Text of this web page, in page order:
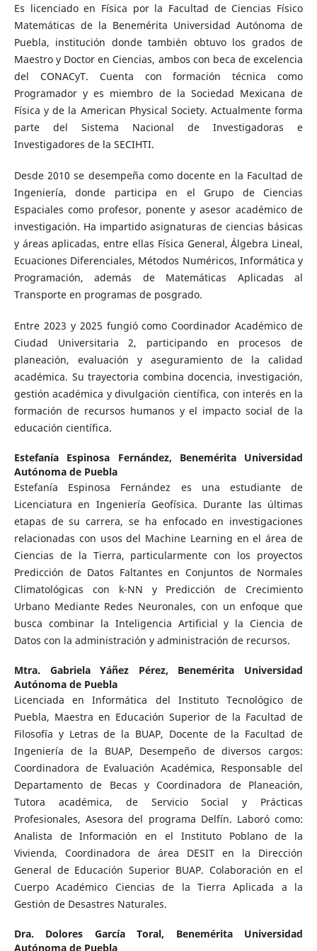
Es licenciado en Física por la Facultad de Ciencias Físico
Matemáticas de la Benemérita Universidad Autónoma de
Puebla, institución donde también obtuvo los grados de
Maestro y Doctor en Ciencias, ambos con beca de excelencia
del CONACyT. Cuenta con formación técnica como
Programador y es miembro de la Sociedad Mexicana de
Física y de la American Physical Society. Actualmente forma
parte del Sistema Nacional de Investigadoras e
Investigadores de la SECIHTI.
Desde 2010 se desempeña como docente en la Facultad de
Ingeniería, donde participa en el Grupo de Ciencias
Espaciales como profesor, ponente y asesor académico de
investigación. Ha impartido asignaturas de ciencias básicas
y áreas aplicadas, entre ellas Física General, Álgebra Lineal,
Ecuaciones Diferenciales, Métodos Numéricos, Informática y
Programación, además de Matemáticas Aplicadas al
Transporte en programas de posgrado.
Entre 2023 y 2025 fungió como Coordinador Académico de
Ciudad Universitaria 2, participando en procesos de
planeación, evaluación y aseguramiento de la calidad
académica. Su trayectoria combina docencia, investigación,
gestión académica y divulgación científica, con interés en la
formación de recursos humanos y el impacto social de la
educación científica.
Estefanía Espinosa Fernández, Benemérita Universidad
Autónoma de Puebla
Estefanía Espinosa Fernández es una estudiante de
Licenciatura en Ingeniería Geofísica. Durante las últimas
etapas de su carrera, se ha enfocado en investigaciones
relacionadas con usos del Machine Learning en el área de
Ciencias de la Tierra, particularmente con los proyectos
Predicción de Datos Faltantes en Conjuntos de Normales
Climatológicas con k-NN y Predicción de Crecimiento
Urbano Mediante Redes Neuronales, con un enfoque que
busca combinar la Inteligencia Artificial y la Ciencia de
Datos con la administración y administración de recursos.
Mtra. Gabriela Yáñez Pérez, Benemérita Universidad
Autónoma de Puebla
Licenciada en Informática del Instituto Tecnológico de
Puebla, Maestra en Educación Superior de la Facultad de
Filosofía y Letras de la BUAP, Docente de la Facultad de
Ingeniería de la BUAP, Desempeño de diversos cargos:
Coordinadora de Evaluación Académica, Responsable del
Departamento de Becas y Coordinadora de Planeación,
Tutora académica, de Servicio Social y Prácticas
Profesionales, Asesora del programa Delfín. Laboró como:
Analista de Información en el Instituto Poblano de la
Vivienda, Coordinadora de área DESIT en la Dirección
General de Educación Superior BUAP. Colaboración en el
Cuerpo Académico Ciencias de la Tierra Aplicada a la
Gestión de Desastres Naturales.
Dra. Dolores García Toral, Benemérita Universidad
Autónoma de Puebla